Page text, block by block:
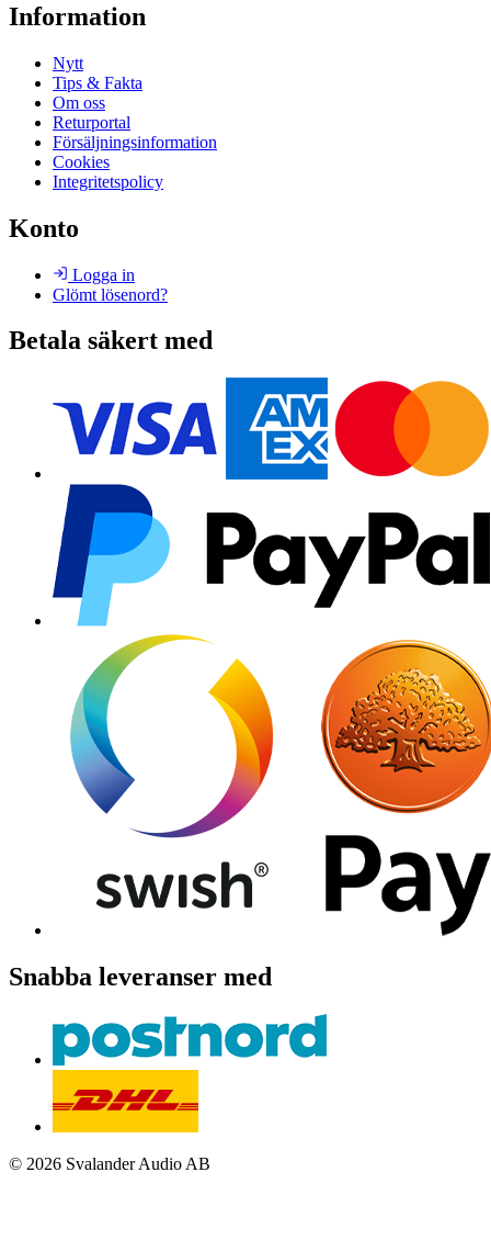
Information
Nytt
Tips & Fakta
Om oss
Returportal
Försäljningsinformation
Cookies
Integritetspolicy
Konto
Logga in
Glömt lösenord?
Betala säkert med
Snabba leveranser med
© 2026 Svalander Audio AB